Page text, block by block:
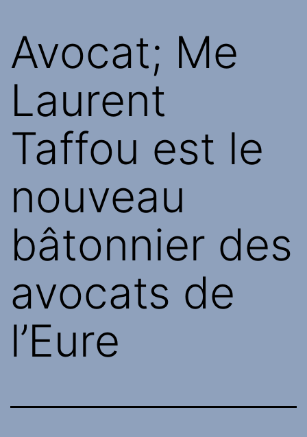
Avocat; Me
Laurent
Taffou est le
nouveau
bâtonnier des
avocats de
l’Eure